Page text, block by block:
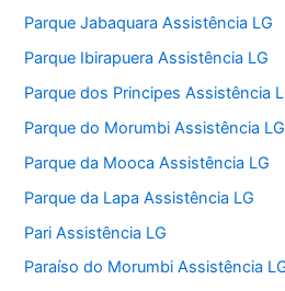
Parque Jabaquara Assistência LG
Parque Ibirapuera Assistência LG
Parque dos Principes Assistência
Parque do Morumbi Assistência LG
Parque da Mooca Assistência LG
Parque da Lapa Assistência LG
Pari Assistência LG
Paraíso do Morumbi Assistência